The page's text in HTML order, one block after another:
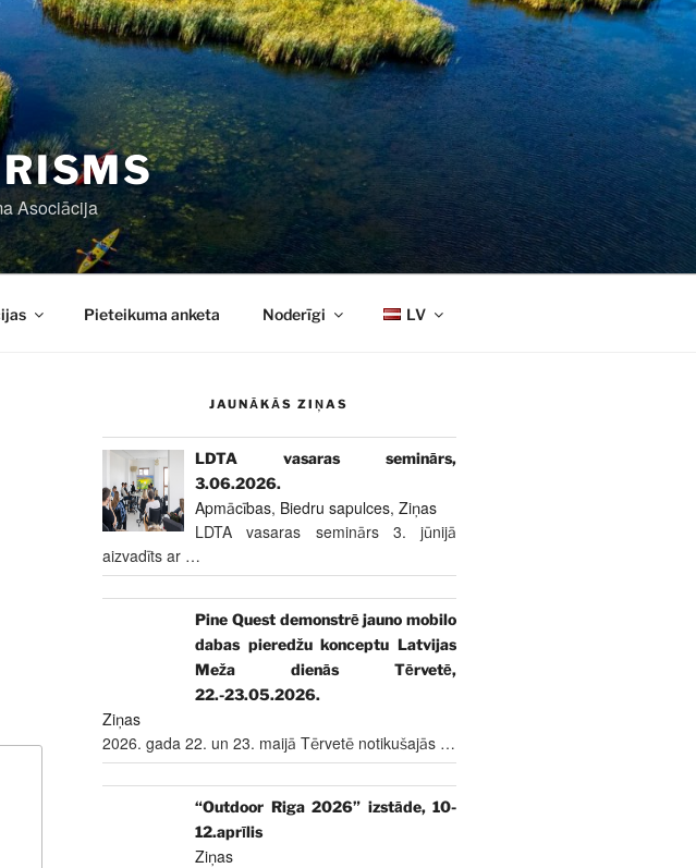
Asociācija
Pieteikuma anketa Noderīgi LV
JAUNĀKĀS ZIŅAS
LDTA vasaras seminārs,
3.06.2026.
Apmācības, Biedru sapulces,Ziņas
LDTA vasaras seminārs 3. jūnijā
aizvadīts ar …
Pine Quest demonstrē jauno mobilo
dabas pieredžu konceptu Latvijas
Meža dienās Tērvetē,
22.-23.05.2026.
Ziņas
2026. gada 22. un 23. maijā Tērvetē notikušajās …
“Outdoor Riga 2026” izstāde, 10-
12.aprīlis
Ziņas